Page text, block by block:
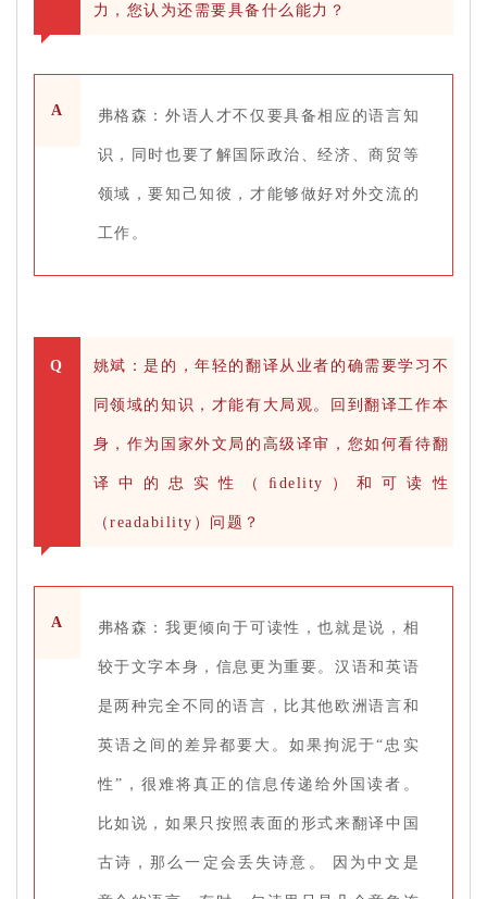
力，您认为还需要具备什么能力？
A 弗格森：外语人才不仅要具备相应的语言知
识，同时也要了解国际政治、经济、商贸等
领域，要知己知彼，才能够做好对外交流的
工作。
Q 姚斌：是的，年轻的翻译从业者的确需要学习不
同领域的知识，才能有大局观。回到翻译工作本
身，作为国家外文局的高级译审，您如何看待翻
译中的忠实性（ﬁdelity）和可读性
（readability）问题？
A 弗格森：我更倾向于可读性，也就是说，相
较于文字本身，信息更为重要。汉语和英语
是两种完全不同的语言，比其他欧洲语言和
英语之间的差异都要大。如果拘泥于“忠实
性”，很难将真正的信息传递给外国读者。
比如说，如果只按照表面的形式来翻译中国
古诗，那么一定会丢失诗意。 因为中文是